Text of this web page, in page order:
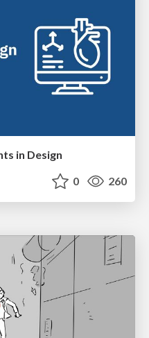
in Design
0 260